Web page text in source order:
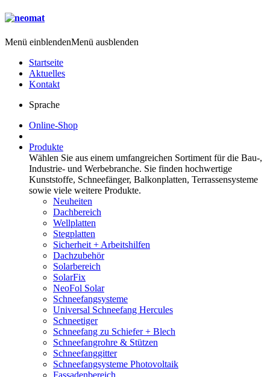
Menü einblendenMenü ausblenden
Startseite
Aktuelles
Kontakt
Sprache
Online-Shop
Produkte
Wählen Sie aus einem umfangreichen Sortiment für die Bau-,
Industrie- und Werbebranche. Sie finden hochwertige
Kunststoffe, Schneefänger, Balkonplatten, Terrassensysteme
sowie viele weitere Produkte.
Neuheiten
Dachbereich
Wellplatten
Stegplatten
Sicherheit + Arbeitshilfen
Dachzubehör
Solarbereich
SolarFix
NeoFol Solar
Schneefangsysteme
Universal Schneefang Hercules
Schneetiger
Schneefang zu Schiefer + Blech
Schneefangrohre & Stützen
Schneefanggitter
Schneefangsysteme Photovoltaik
Fassadenbereich